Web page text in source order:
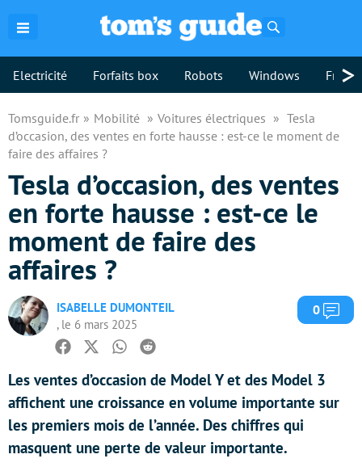
Electricité Forfaits box Robots Windows >
Tomsguide.fr Mobilité Voitures électriques
Tesla
d’occasion, des ventes en forte hausse : est-ce le moment de
faire des affaires ?
Tesla d’occasion, des ventes
en forte hausse : est-ce le
moment de faire des
affaires ?
ISABELLE DUMONTEIL
, le 6 mars 2025
0
Facebook
TwitterWhatsapp
Reddit
Les ventes d’occasion de Model Y et des Model 3
affichent une croissance en volume importante sur
les premiers mois de l’année. Des chiffres qui
masquent une perte de valeur importante.